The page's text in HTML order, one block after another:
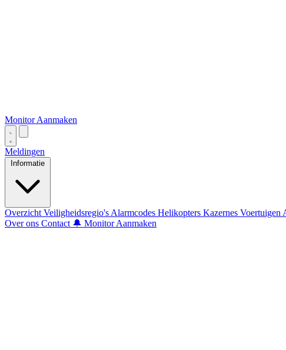
Monitor Aanmaken
Meldingen
Informatie
Overzicht Veiligheidsregio's Alarmcodes Helikopters Kazernes Voertuigen
Over ons Contact 🔔 Monitor Aanmaken